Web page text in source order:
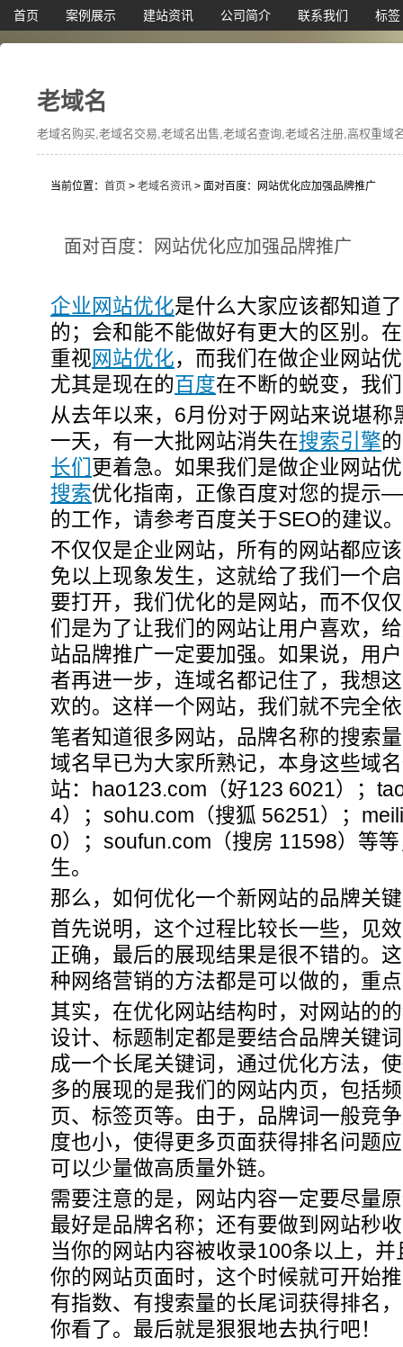
首页 案例展示 建站资讯 公司简介 联系我们 标签
老域名
老域名购买,老域名交易,老域名出售,老域名查询,老域名注册,高权重域
当前位置： 首页 > 老域名资讯 > 面对百度：网站优化应加强品牌推广
面对百度：网站优化应加强品牌推广
企业网站优化是什么大家应该都知道
的；会和能不能做好有更大的区别。
重视网站优化，而我们在做企业网站
尤其是现在的百度在不断的蜕变，我
从去年以来，6月份对于网站来说堪
一天，有一大批网站消失在搜索引擎
长们更着急。如果我们是做企业网站
搜索优化指南，正像百度对您的提示
的工作，请参考百度关于SEO的建议
不仅仅是企业网站，所有的网站都应
免以上现象发生，这就给了我们一个
要打开，我们优化的是网站，而不仅
们是为了让我们的网站让用户喜欢，
站品牌推广一定要加强。如果说，用
者再进一步，连域名都记住了，我想
欢的。这样一个网站，我们就不完全
笔者知道很多网站，品牌名称的搜索
域名早已为大家所熟记，本身这些域
站：hao123.com（好123 6021）；
4）；sohu.com（搜狐 56251）；
0）；soufun.com（搜房 11598）等
生。
那么，如何优化一个新网站的品牌关
首先说明，这个过程比较长一些，见
正确，最后的展现结果是很不错的。
种网络营销的方法都是可以做的，重
其实，在优化网站结构时，对网站的
设计、标题制定都是要结合品牌关键
成一个长尾关键词，通过优化方法，
多的展现的是我们的网站内页，包括
页、标签页等。由于，品牌词一般竞
度也小，使得更多页面获得排名问题
可以少量做高质量外链。
需要注意的是，网站内容一定要尽量
最好是品牌名称；还有要做到网站秒
当你的网站内容被收录100条以上，
你的网站页面时，这个时候就可开始
有指数、有搜索量的长尾词获得排名
你看了。最后就是狠狠地去执行吧！